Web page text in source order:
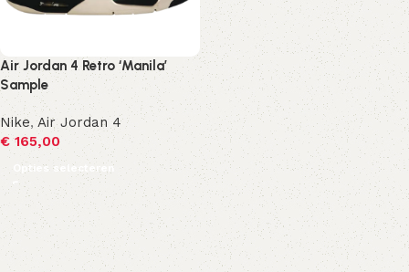
Air Jordan 4 Retro ‘Manila’
Sample
Nike,Air Jordan 4
€165,00
Opties selecteren